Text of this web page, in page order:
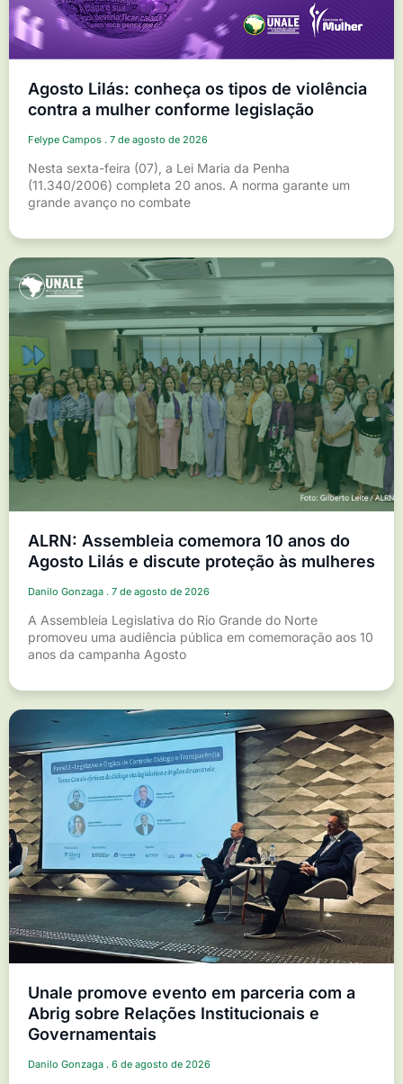
Agosto Lilás: conheça os tipos de violência
contra a mulher conforme legislação
Felype Campos 7 de agosto de 2026
Nesta sexta-feira (07), a Lei Maria da Penha
(11.340/2006) completa 20 anos. A norma garante um
grande avanço no combate
ALRN: Assembleia comemora 10 anos do
Agosto Lilás e discute proteção às mulheres
Danilo Gonzaga 7 de agosto de 2026
A Assembleia Legislativa do Rio Grande do Norte
promoveu uma audiência pública em comemoração aos 10
anos da campanha Agosto
Unale promove evento em parceria com a
Abrig sobre Relações Institucionais e
Governamentais
Danilo Gonzaga 6 de agosto de 2026